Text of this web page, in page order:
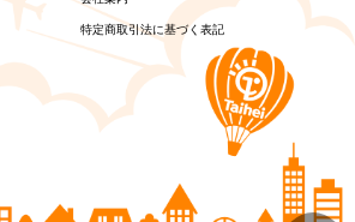
特定商取引法に基づく表記